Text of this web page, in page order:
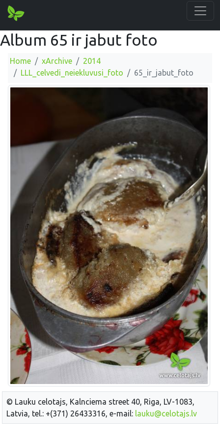
Album 65 ir jabut foto
Home xArchive
2014
LLL_celvedi_neiekluvusi_foto
65_ir_jabut_foto
© Lauku celotajs, Kalnciema street 40, Riga, LV-1083,
Latvia, tel.: +(371) 26433316, e-mail: lauku@celotajs.lv